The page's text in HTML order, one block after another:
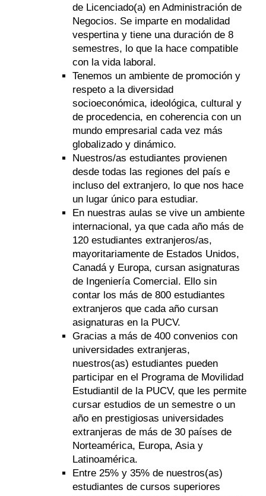
de Licenciado(a) en Administración de
Negocios. Se imparte en modalidad
vespertina y tiene una duración de 8
semestres, lo que la hace compatible
con la vida laboral.
Tenemos un ambiente de promoción y
respeto a la diversidad
socioeconómica, ideológica, cultural y
de procedencia, en coherencia con un
mundo empresarial cada vez más
globalizado y dinámico.
Nuestros/as estudiantes provienen
desde todas las regiones del país e
incluso del extranjero, lo que nos hace
un lugar único para estudiar.
En nuestras aulas se vive un ambiente
internacional, ya que cada año más de
120 estudiantes extranjeros/as,
mayoritariamente de Estados Unidos,
Canadá y Europa, cursan asignaturas
de Ingeniería Comercial. Ello sin
contar los más de 800 estudiantes
extranjeros que cada año cursan
asignaturas en la PUCV.
Gracias a más de 400 convenios con
universidades extranjeras,
nuestros(as) estudiantes pueden
participar en el Programa de Movilidad
Estudiantil de la PUCV, que les permite
cursar estudios de un semestre o un
año en prestigiosas universidades
extranjeras de más de 30 países de
Norteamérica, Europa, Asia y
Latinoamérica.
Entre 25% y 35% de nuestros(as)
estudiantes de cursos superiores